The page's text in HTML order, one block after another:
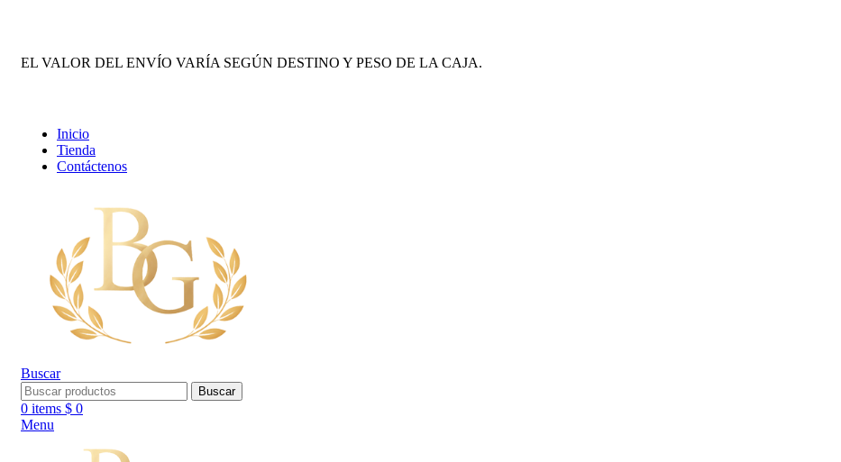
EL VALOR DEL ENVÍO VARÍA SEGÚN DESTINO Y PESO DE LA CAJA.
Inicio
Tienda
Contáctenos
Buscar
Buscar
0 items $ 0
Menu